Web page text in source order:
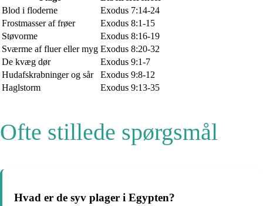
Blod i floderne
Exodus 7:14-24
Frostmasser af frøer
Exodus 8:1-15
Støvorme
Exodus 8:16-19
Sværme af fluer eller myg Exodus 8:20-32
De kvæg dør
Exodus 9:1-7
Hudafskrabninger og sår
Exodus 9:8-12
Haglstorm
Exodus 9:13-35
Ofte stillede spørgsmål
Hvad er de syv plager i Egypten?